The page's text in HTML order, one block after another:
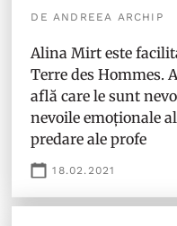
DE ANDREEA ARCHIP
Alina Mirt este
Terre des Hommes.
află care le sunt
nevoile emoționale
predare ale profe
18.02.2021